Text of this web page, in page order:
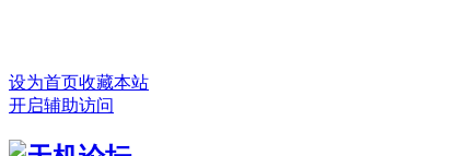
设为首页收藏本站
开启辅助访问